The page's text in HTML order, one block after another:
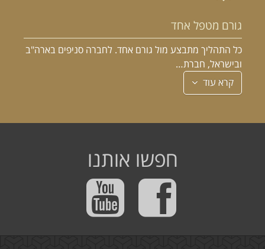
גורם מטפל אחד
כל התהליך מתבצע מול גורם אחד. לחברה סניפים בארה"ב
ובישראל, חברת…
קרא עוד
חפשו אותנו